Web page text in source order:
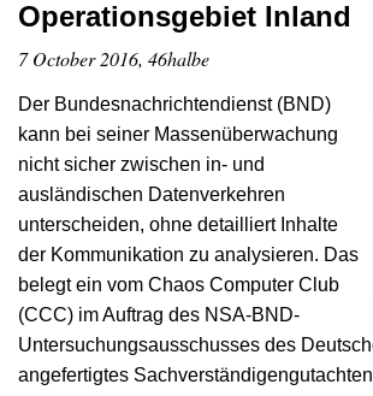
Operationsgebiet Inland
7 October 2016, 46halbe
Der Bundesnachrichtendienst (BND)
kann bei seiner Massenüberwachung
nicht sicher zwischen in- und
ausländischen Datenverkehren
unterscheiden, ohne detailliert Inhalte
der Kommunikation zu analysieren. Das
belegt ein vom Chaos Computer Club
(CCC) im Auftrag des NSA-BND-
Untersuchungsausschusses des
angefertigtes